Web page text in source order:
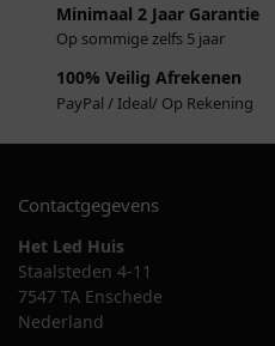
Minimaal 2 Jaar Garantie
Op sommige zelfs 5 jaar
100% Veilig Afrekenen
PayPal / Ideal/ Op Rekening
Contactgegevens
Het Led Huis
Staalsteden 4-11
7547 TA Enschede
Nederland